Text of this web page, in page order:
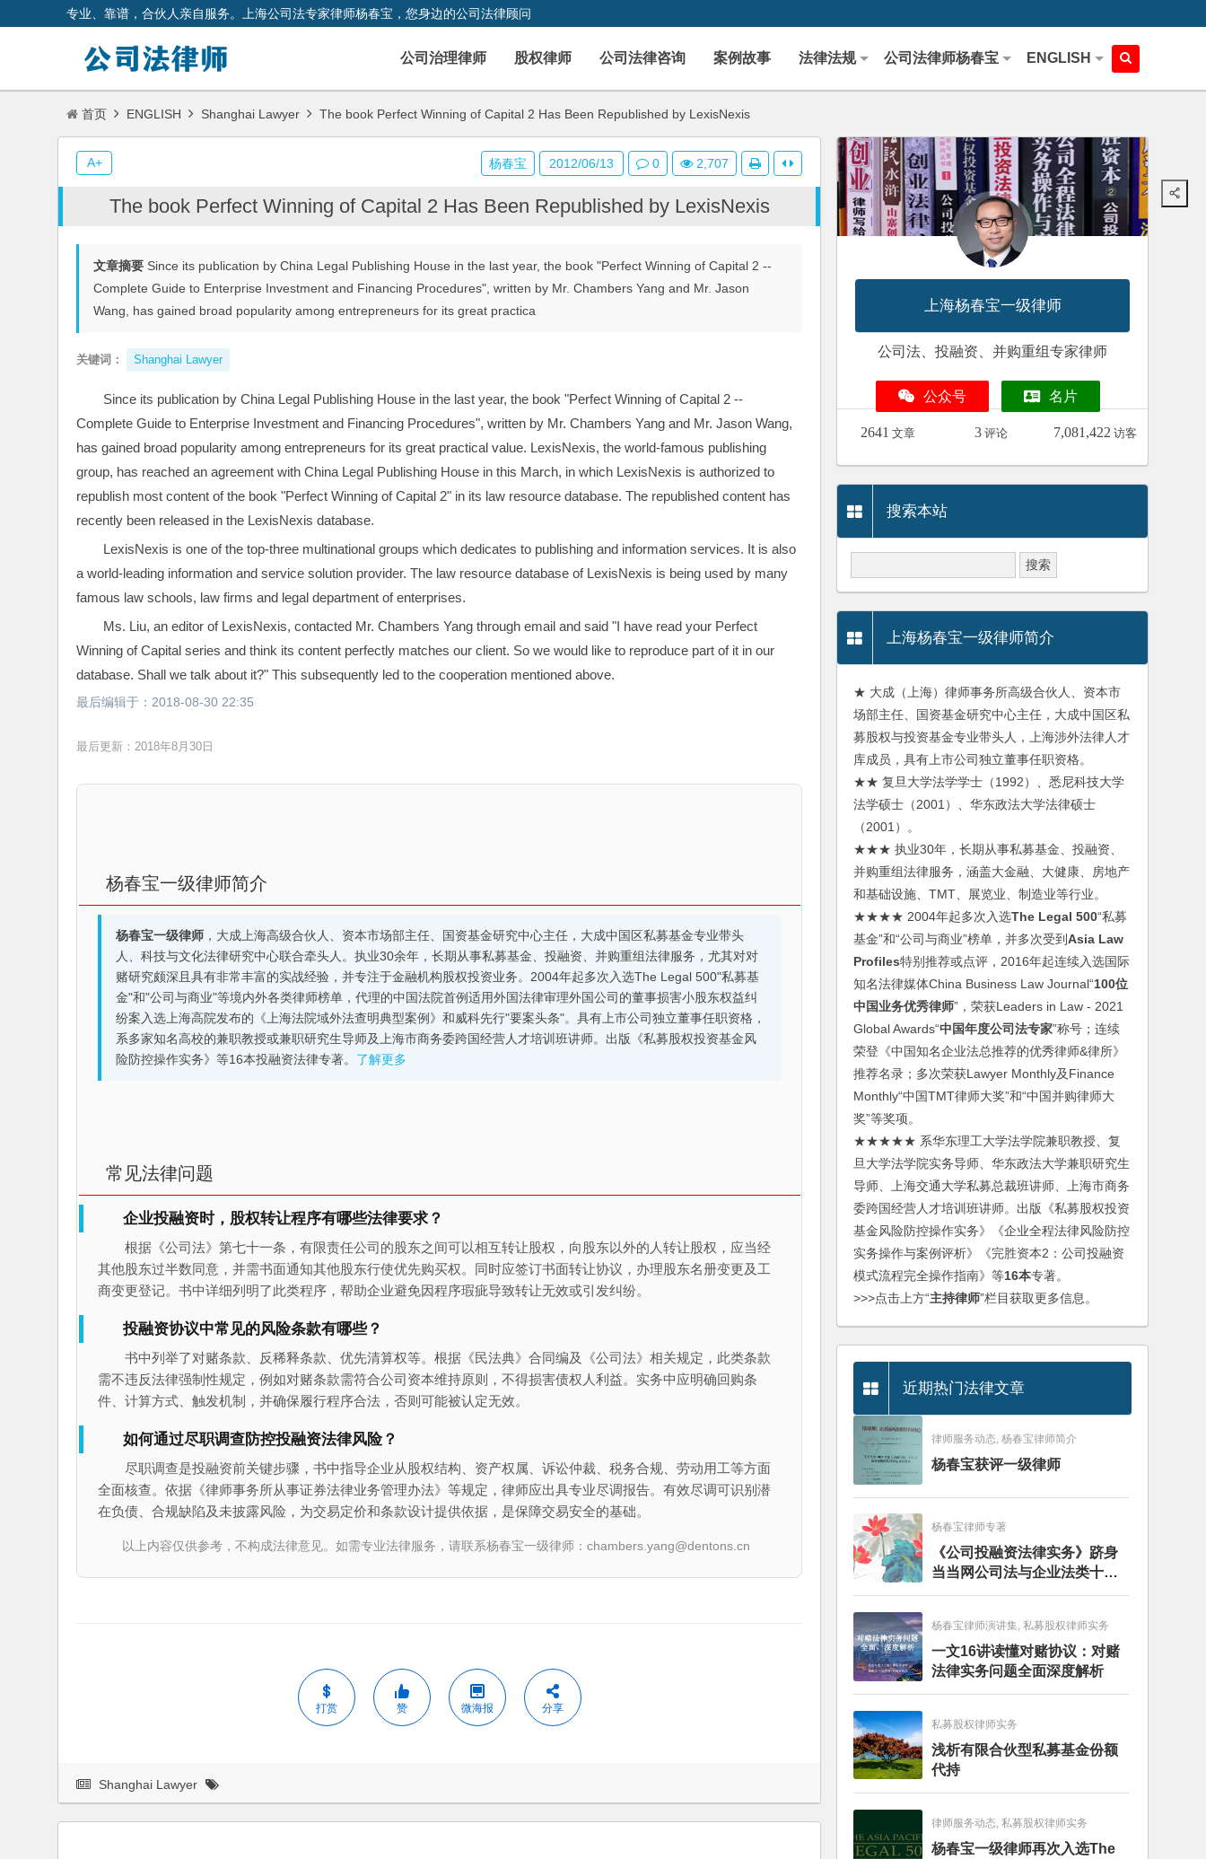
专业、靠谱，合伙人亲自服务。上海公司法专家律师杨春宝，您身边的公司法律顾问
公司治理律师 股权律师 公司法律咨询 案例故事 法律法规 公司法律师杨春宝 ENGLISH
首页 ENGLISH Shanghai Lawyer The book Perfect Winning of Capital 2 Has Been Republished by LexisNexis
The book Perfect Winning of Capital 2 Has Been Republished by LexisNexis
文章摘要 Since its publication by China Legal Publishing House in the last year, the book "Perfect Winning of Capital 2 --
Complete Guide to Enterprise Investment and Financing Procedures", written by Mr. Chambers Yang and Mr. Jason
Wang, has gained broad popularity among entrepreneurs for its great practica
关键词： Shanghai Lawyer
Since its publication by China Legal Publishing House in the last year, the book "Perfect Winning of Capital 2 --
Complete Guide to Enterprise Investment and Financing Procedures", written by Mr. Chambers Yang and Mr. Jason Wang,
has gained broad popularity among entrepreneurs for its great practical value. LexisNexis, the world-famous publishing
group, has reached an agreement with China Legal Publishing House in this March, in which LexisNexis is authorized to
republish most content of the book "Perfect Winning of Capital 2" in its law resource database. The republished content has
recently been released in the LexisNexis database.
LexisNexis is one of the top-three multinational groups which dedicates to publishing and information services. It is also
a world-leading information and service solution provider. The law resource database of LexisNexis is being used by many
famous law schools, law firms and legal department of enterprises.
Ms. Liu, an editor of LexisNexis, contacted Mr. Chambers Yang through email and said "I have read your Perfect
Winning of Capital series and think its content perfectly matches our client. So we would like to reproduce part of it in our
database. Shall we talk about it?" This subsequently led to the cooperation mentioned above.
最后编辑于： 2018-08-30 22:35
最后更新：2018年8月30日
杨春宝一级律师简介
杨春宝一级律师，大成上海高级合伙人、资本市场部主任、国资基金研究中心主任，大成中国区私募基金专业带头
人、科技与文化法律研究中心联合牵头人。执业30余年，长期从事私募基金、投融资、并购重组法律服务，尤其对对
赌研究颇深且具有非常丰富的实战经验，并专注于金融机构股权投资业务。2004年起多次入选The Legal 500"私募基
金"和"公司与商业"等境内外各类律师榜单，代理的中国法院首例适用外国法律审理外国公司的董事损害小股东权益纠
纷案入选上海高院发布的《上海法院域外法查明典型案例》和威科先行"要案头条"。具有上市公司独立董事任职资格，
系多家知名高校的兼职教授或兼职研究生导师及上海市商务委跨国经营人才培训班讲师。出版《私募股权投资基金风
险防控操作实务》等16本投融资法律专著。 了解更多
常见法律问题
企业投融资时，股权转让程序有哪些法律要求？
根据《公司法》第七十一条，有限责任公司的股东之间可以相互转让股权，向股东以外的人转让股权，应当经
其他股东过半数同意，并需书面通知其他股东行使优先购买权。同时应签订书面转让协议，办理股东名册变更及工
商变更登记。书中详细列明了此类程序，帮助企业避免因程序瑕疵导致转让无效或引发纠纷。
投融资协议中常见的风险条款有哪些？
书中列举了对赌条款、反稀释条款、优先清算权等。根据《民法典》合同编及《公司法》相关规定，此类条款
需不违反法律强制性规定，例如对赌条款需符合公司资本维持原则，不得损害债权人利益。实务中应明确回购条
件、计算方式、触发机制，并确保履行程序合法，否则可能被认定无效。
如何通过尽职调查防控投融资法律风险？
尽职调查是投融资前关键步骤，书中指导企业从股权结构、资产权属、诉讼仲裁、税务合规、劳动用工等方面
全面核查。依据《律师事务所从事证券法律业务管理办法》等规定，律师应出具专业尽调报告。有效尽调可识别潜
在负债、合规缺陷及未披露风险，为交易定价和条款设计提供依据，是保障交易安全的基础。
以上内容仅供参考，不构成法律意见。如需专业法律服务，请联系杨春宝一级律师：chambers.yang@dentons.cn
打赏 赞 微海报 分享
杨春宝 2012/06/13 0 2,707
A+
Shanghai Lawyer
上海杨春宝一级律师
公司法、投融资、并购重组专家律师
公众号 名片
2641 文章 3 评论 7,081,422 访客
搜索本站
上海杨春宝一级律师简介
★ 大成（上海）律师事务所高级合伙人、资本市
场部主任、国资基金研究中心主任，大成中国区私
募股权与投资基金专业带头人，上海涉外法律人才
库成员，具有上市公司独立董事任职资格。
★★ 复旦大学法学学士（1992）、悉尼科技大学
法学硕士（2001）、华东政法大学法律硕士
（2001）。
★★★ 执业30年，长期从事私募基金、投融资、
并购重组法律服务，涵盖大金融、大健康、房地产
和基础设施、TMT、展览业、制造业等行业。
★★★★ 2004年起多次入选The Legal 500“私募
基金”和“公司与商业”榜单，并多次受到Asia Law
Profiles特别推荐或点评，2016年起连续入选国际
知名法律媒体China Business Law Journal“100位
中国业务优秀律师”，荣获Leaders in Law - 2021
Global Awards“中国年度公司法专家”称号；连续
荣登《中国知名企业法总推荐的优秀律师&律所》
推荐名录；多次荣获Lawyer Monthly及Finance
Monthly“中国TMT律师大奖”和“中国并购律师大
奖”等奖项。
★★★★★ 系华东理工大学法学院兼职教授、复
旦大学法学院实务导师、华东政法大学兼职研究生
导师、上海交通大学私募总裁班讲师、上海市商务
委跨国经营人才培训班讲师。出版《私募股权投资
基金风险防控操作实务》《企业全程法律风险防控
实务操作与案例评析》《完胜资本2：公司投融资
模式流程完全操作指南》等16本专著。
>>>点击上方“主持律师”栏目获取更多信息。
近期热门法律文章
律师服务动态, 杨春宝律师简介
杨春宝获评一级律师
杨春宝律师专著
《公司投融资法律实务》跻身
当当网公司法与企业法类十大
畅销图书榜
杨春宝律师演讲集, 私募股权律师实务
一文16讲读懂对赌协议：对赌
法律实务问题全面深度解析
私募股权律师实务
浅析有限合伙型私募基金份额
代持
律师服务动态, 私募股权律师实务
杨春宝一级律师再次入选The